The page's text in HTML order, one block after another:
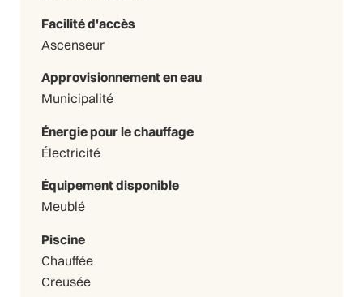
Facilité d'accès
Ascenseur
Approvisionnement en eau
Municipalité
Énergie pour le chauffage
Électricité
Équipement disponible
Meublé
Piscine
Chauffée
Creusée